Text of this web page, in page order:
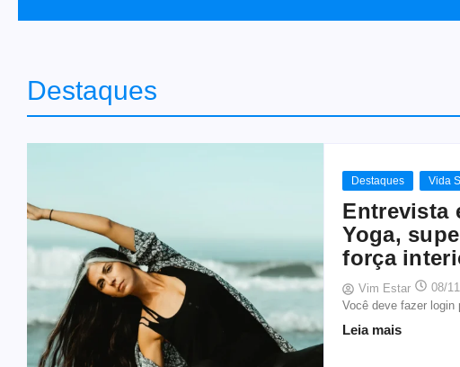
Destaques
Destaques Vida
Entrevista
Yoga,
força
Vim Estar 08/
Você deve fazer login
Leia mais